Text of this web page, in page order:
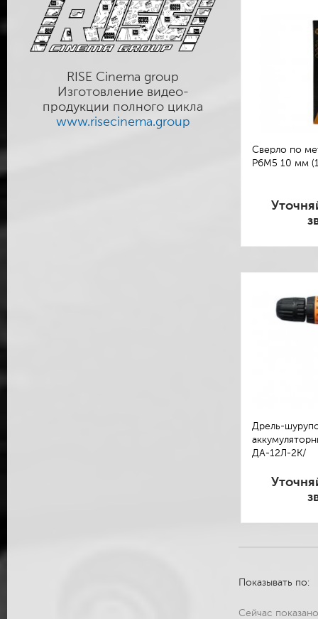
RISE Cinema group
Изготовление видео-
продукции полного цикла
www.risecinema.group
Сверло по
Р6М5 10 мм
Дрель-
ДА-12Л-2К/
Показывать по:
Сейчас